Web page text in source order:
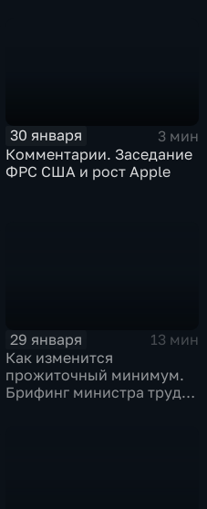
30 января
3 мин
Комментарии. Заседание
ФРС США и рост Apple
29 января
13 мин
Как изменится
прожиточный минимум.
Брифинг министра труда